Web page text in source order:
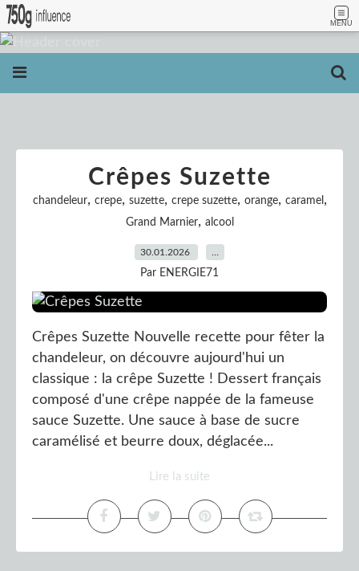
MENU
Crêpes Suzette
chandeleur, crepe, suzette, crepe suzette, orange, caramel,
Grand Marnier, alcool
30.01.2026
Par ENERGIE71
Crêpes Suzette Nouvelle recette pour fêter la
chandeleur, on découvre aujourd'hui un
classique : la crêpe Suzette ! Dessert français
composé d'une crêpe nappée de la fameuse
sauce Suzette. Une sauce à base de sucre
caramélisé et beurre doux, déglacée...
Lire la suite